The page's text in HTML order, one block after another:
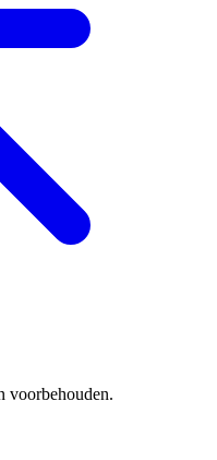
voorbehouden.